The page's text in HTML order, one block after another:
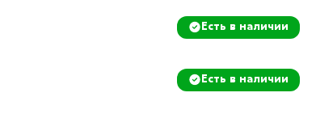
Есть в наличии
Есть в наличии